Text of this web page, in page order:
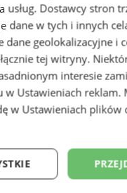
Bałtykiem w
usług. Dostawcy stron
dane w tych i innych
geolokalizacyjne i
tej witryny.
interesie
w Ustawieniach reklam.
w Ustawieniach plików